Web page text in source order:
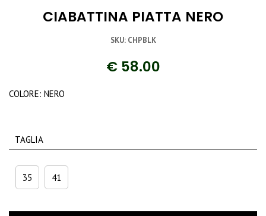
CIABATTINA PIATTA NERO
SKU: CHPBLK
€ 58.00
COLORE: NERO
TAGLIA
35 41